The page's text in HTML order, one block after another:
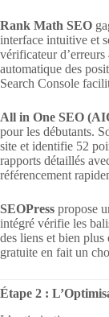
Rank Math SEO
interface intuitive et
vérificateur
automatique des
Search Console
All in One SEO
pour les débutants.
site et identifie 52
rapports détaillés
référencement
SEOPress propose
intégré vérifie les
des liens et bien plus
gratuite en fait un
Étape 2 :